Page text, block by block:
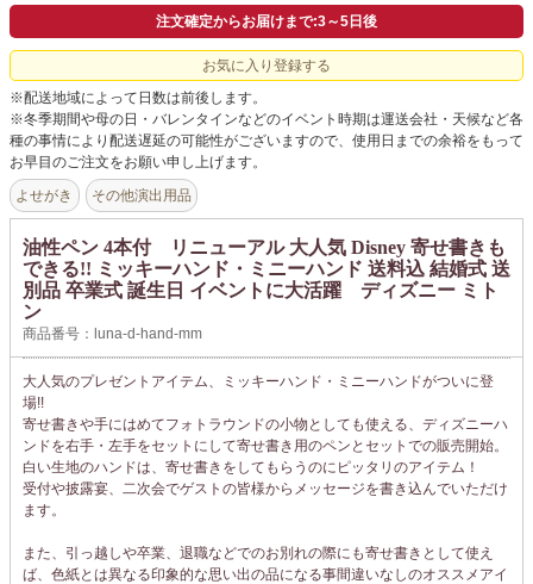
注文確定からお届けまで:3～5日後
お気に入り登録する
※配送地域によって日数は前後します。
※冬季期間や母の日・バレンタインなどのイベント時期は運送会社・天候など各
種の事情により配送遅延の可能性がございますので、使用日までの余裕をもって
お早目のご注文をお願い申し上げます。
よせがき その他演出用品
油性ペン 4本付 リニューアル 大人気 Disney 寄せ書きも
できる!! ミッキーハンド・ミニーハンド 送料込 結婚式 送
別品 卒業式 誕生日 イベントに大活躍 ディズニー ミト
ン
商品番号：luna-d-hand-mm
大人気のプレゼントアイテム、ミッキーハンド・ミニーハンドがついに登
場!!
寄せ書きや手にはめてフォトラウンドの小物としても使える、ディズニーハ
ンドを右手・左手をセットにして寄せ書き用のペンとセットでの販売開始。
白い生地のハンドは、寄せ書きをしてもらうのにピッタリのアイテム！
受付や披露宴、二次会でゲストの皆様からメッセージを書き込んでいただけ
ます。
また、引っ越しや卒業、退職などでのお別れの際にも寄せ書きとして使え
ば、色紙とは異なる印象的な思い出の品になる事間違いなしのオススメアイ